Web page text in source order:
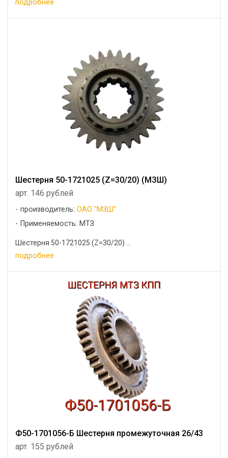
подробнее
Шестерня 50-1721025 (Z=30/20) (МЗШ)
арт. 146 рублей
производитель:ОАО "МЗШ"
Применяемость: МТЗ
Шестерня 50-1721025 (Z=30/20) ...
подробнее
Ф50-1701056-Б Шестерня промежуточная 26/43
арт. 155 рублей